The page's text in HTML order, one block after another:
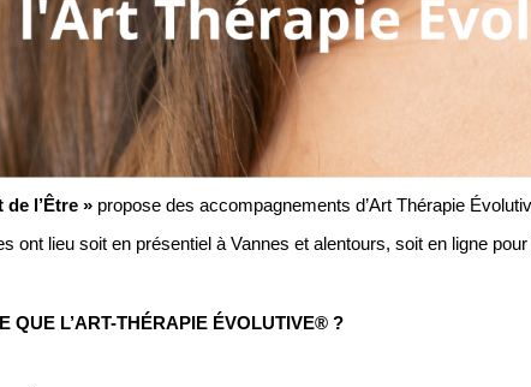
de l’Être » propose des accompagnements d’Art Thérapie
ont lieu soit en présentiel à Vannes et alentours, soit en ligne
QUE L’ART-THÉRAPIE ÉVOLUTIVE® ?